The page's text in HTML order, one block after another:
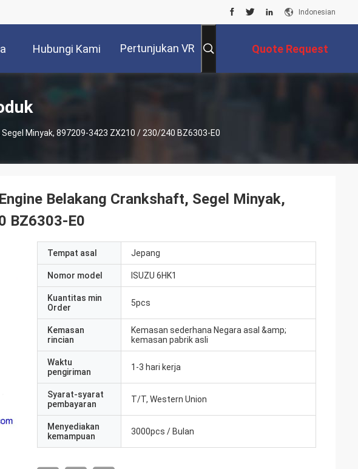
Indonesian
Hubungi Kami Pertunjukan VR Quote Request
Minyak, 897209-3423 ZX210 / 230/240 BZ6303-E0
Belakang Crankshaft, Segel Minyak,
BZ6303-E0
Tempat asal Jepang
Nomor model ISUZU 6HK1
Kuantitas min
Order
5pcs
Kemasan
rincian
Kemasan sederhana Negara asal &amp;
kemasan pabrik asli
Waktu
pengiriman
1-3 hari kerja
Syarat-syarat
pembayaran
T/T, Western Union
Menyediakan
kemampuan
3000pcs / Bulan